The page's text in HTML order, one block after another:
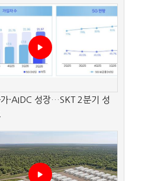
·AIDC 성장…SKT 2분기 성